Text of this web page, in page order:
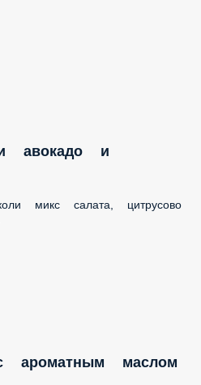
микс салата, цитрусово